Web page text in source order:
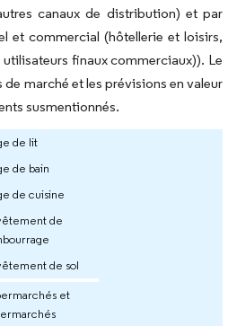
canaux de distribution) et par
et commercial (hôtellerie et loisirs,
finaux commerciaux)). Le
marché et les prévisions en valeur
susmentionnés.
de lit
de bain
de cuisine
de
de sol
et